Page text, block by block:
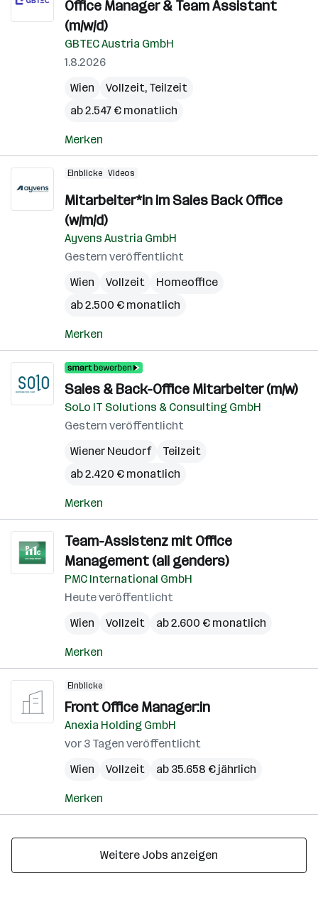
Office Manager & Team Assistant
(m/w/d)
GBTEC Austria GmbH
1.8.2026
Wien
Vollzeit, Teilzeit
ab 2.547 € monatlich
Merken
Einblicke Videos
Mitarbeiter*in im Sales Back Office
(w/m/d)
Ayvens Austria GmbH
Gestern veröffentlicht
Wien
Vollzeit
Homeoffice
ab 2.500 € monatlich
Merken
Sales & Back-Office Mitarbeiter (m/w)
SoLo IT Solutions & Consulting GmbH
Gestern veröffentlicht
Wiener Neudorf
Teilzeit
ab 2.420 € monatlich
Merken
Team-Assistenz mit Office
Management (all genders)
PMC International GmbH
Heute veröffentlicht
Wien
Vollzeit ab 2.600 € monatlich
Merken
Einblicke
Front Office Manager:in
Anexia Holding GmbH
vor 3 Tagen veröffentlicht
Wien
Vollzeit ab 35.658 € jährlich
Merken
Weitere Jobs anzeigen